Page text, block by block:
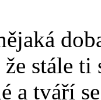
stále
a tváří